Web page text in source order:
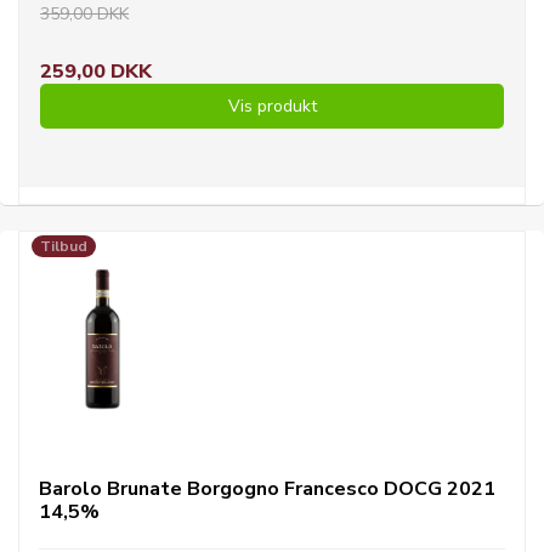
359,00 DKK
259,00 DKK
Vis produkt
Tilbud
Barolo Brunate Borgogno Francesco DOCG 2021
14,5%